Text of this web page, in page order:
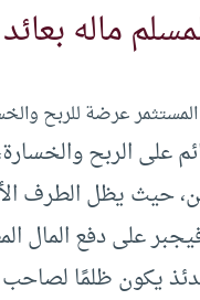
ماله
عرضة للربح
على الربح
حيث يظل الطرف
على دفع المال
يكون ظلمًا